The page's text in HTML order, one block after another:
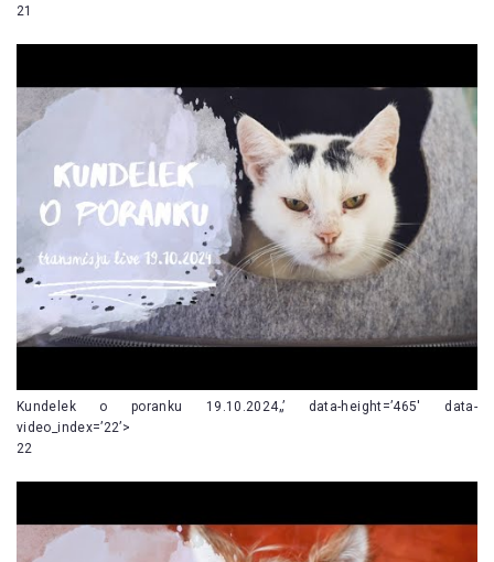
21
Kundelek o poranku 19.10.2024„’ data-height=’465′ data-
video_index=’22’>
22